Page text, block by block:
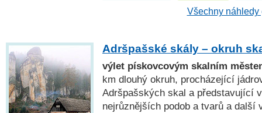
Všechny náhledy
Adršpašské skály – okruh
výlet pískovcovým skalním
km dlouhý okruh, procházející
Adršpašských skal a představující
nejrůznějších podob a tvarů a další